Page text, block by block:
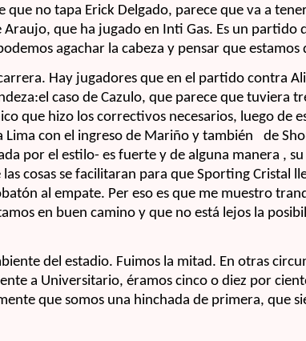
que no tapa Erick Delgado, parece que va a
Araujo, que ha jugado en Inti Gas. Es un partido
agachar la cabeza y pensar que estamos
Hay jugadores que en el partido contra
caso de Cazulo, que parece que tuviera
que hizo los correctivos necesarios, luego de
Lima con el ingreso de Mariño y también
de
por el estilo- es fuerte y de alguna manera , su
cosas se facilitaran para que Sporting Cristal
al empate. Per eso es que me muestro
en buen camino y que no está lejos la
del estadio. Fuimos la mitad. En otras
a Universitario, éramos cinco o diez por
que somos una hinchada de primera, que